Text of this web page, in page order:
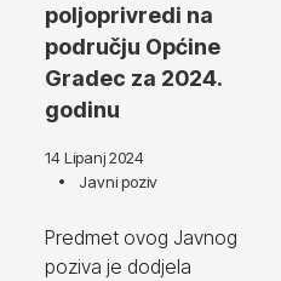
poljoprivredi na
području Općine
Gradec za 2024.
godinu
14 Lipanj 2024
Javni poziv
Predmet ovog Javnog
poziva je dodjela